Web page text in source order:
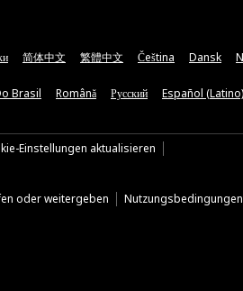
简体中文 繁體中文 Čeština Dansk
Brasil Română Русский Español (Latino)
Einstellungen aktualisieren
oder weitergeben Nutzungsbedingungen